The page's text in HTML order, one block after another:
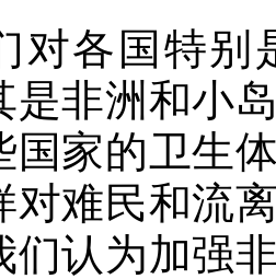
各国特别
是非洲和小
国家的卫生
对难民和流
们认为加强